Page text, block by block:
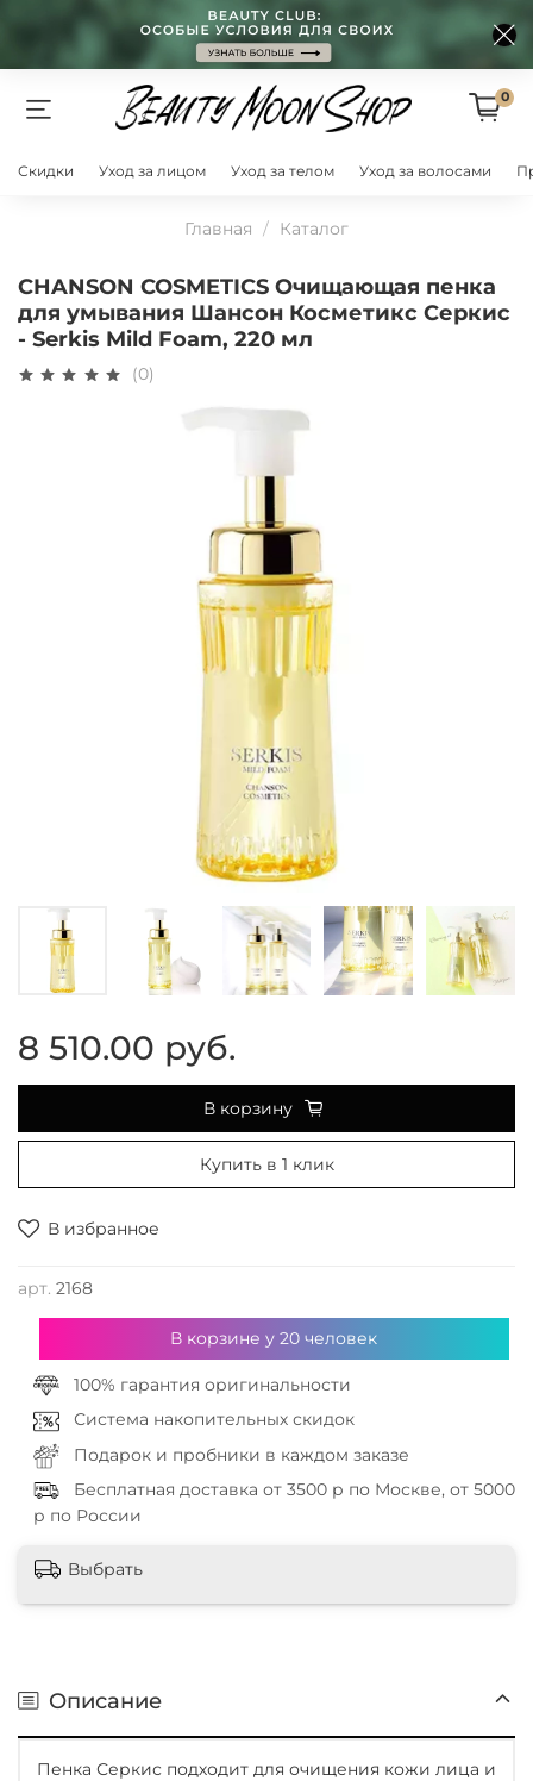
0
Скидки Уход за лицом Уход за телом Уход за волосами
Главная Каталог
CHANSON COSMETICS Очищающая пенка
для умывания Шансон Косметикс Серкис
- Serkis Mild Foam, 220 мл
(0)
В избранное
арт. 2168
8 510.00 руб.
В корзину
Купить в 1 клик
В корзине у20 человек
100% гарантия оригинальности
Система накопительных скидок
Подарок и пробники в каждом заказе
Бесплатная доставка от 3500 р по Москве, от 5000
р по России
Выбрать
Описание
Пенка Серкис подходит для очищения кожи лица и